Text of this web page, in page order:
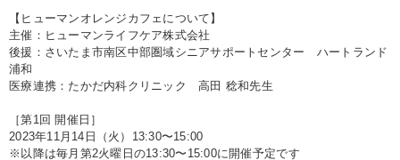
【ヒューマンオレンジカフェについて】
主催：ヒューマンライフケア株式会社
後援：さいたま市南区中部圏域シニアサポートセンター ハートランド
浦和
医療連携：たかだ内科クリニック 高田 稔和先生
［第1回 開催日］
2023年11月14日（火）13:30〜15:00
※以降は毎月第2火曜日の13:30〜15:00に開催予定です